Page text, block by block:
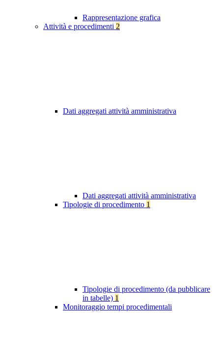
Rappresentazione grafica
Attività e procedimenti 2
Dati aggregati attività amministrativa
Dati aggregati attività amministrativa
Tipologie di procedimento 1
Tipologie di procedimento (da pubblicare
in tabelle) 1
Monitoraggio tempi procedimentali